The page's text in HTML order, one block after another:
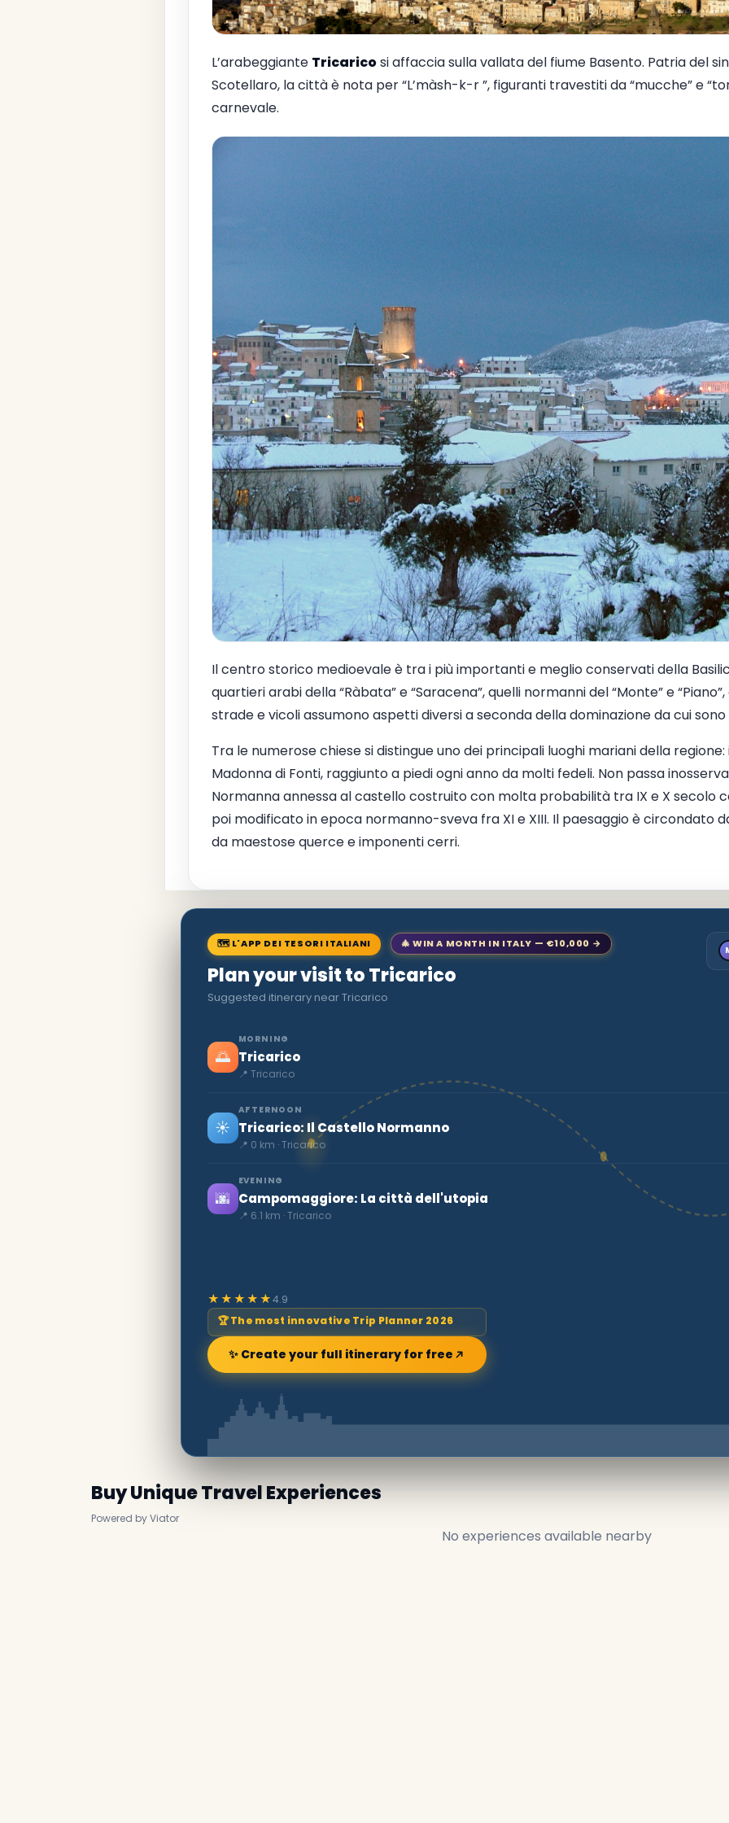
L’arabeggiante Tricaricosi affaccia sulla vallata del fiume Basento. Patria del
Scotellaro, la città è nota per “L’màsh-k-r ”, figuranti travestiti da “mucche” e
carnevale.
Il centro storico medioevale è tra i più importanti e meglio conservati della
quartieri arabi della “Ràbata” e “Saracena”, quelli normanni del “Monte” e “Piano”,
strade e vicoli assumono aspetti diversi a seconda della dominazione da cui sono
Tra le numerose chiese si distingue uno dei principali luoghi mariani della
Madonna di Fonti, raggiunto a piedi ogni anno da molti fedeli. Non passa
Normanna annessa al castello costruito con molta probabilità tra IX e X secolo
poi modificato in epoca normanno-sveva fra XI e XIII. Il paesaggio è circondato
da maestose querce e imponenti cerri.
🗺 L'APP DEI TESORI ITALIANI 🎄 WIN A MONTH IN ITALY — €10,000 →
Plan your visit to Tricarico
Suggested itinerary near Tricarico
🌅
MORNING
Tricarico
📍 Tricarico
☀️
AFTERNOON
Tricarico: Il Castello Normanno
📍 0 km · Tricarico
🌆
EVENING
Campomaggiore: La città dell'utopia
📍 6.1 km · Tricarico
★★★★★4.9
🏆 The most innovative Trip Planner 2026
✨ Create your full itinerary for free
Buy Unique Travel Experiences
Powered by Viator
No experiences available nearby